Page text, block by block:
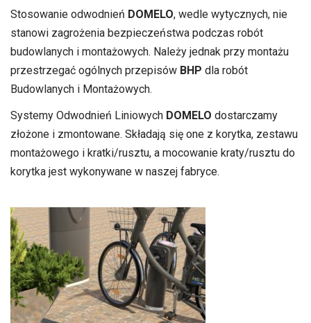
Stosowanie odwodnień DOMELO, wedle wytycznych, nie
stanowi zagrożenia bezpieczeństwa podczas robót
budowlanych i montażowych. Należy jednak przy montażu
przestrzegać ogólnych przepisów BHP dla robót
Budowlanych i Montażowych.
Systemy Odwodnień Liniowych DOMELO dostarczamy
złożone i zmontowane. Składają się one z korytka, zestawu
montażowego i kratki/rusztu, a mocowanie kraty/rusztu do
korytka jest wykonywane w naszej fabryce.